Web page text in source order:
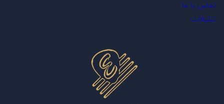
تماس با ما
تبلیغات